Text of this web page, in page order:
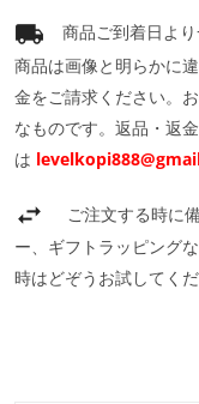
商品ご到着日よ
商品は画像と明らかに
金をご請求ください。
なものです。返品・返
は
ご注文する時に
ー、ギフトラッピング
時はどぞうお試してくだ